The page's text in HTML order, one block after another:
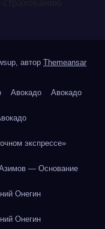
автор Themeansar
Авокадо Авокадо
экспрессе»
— Основание
Онегин
Онегин